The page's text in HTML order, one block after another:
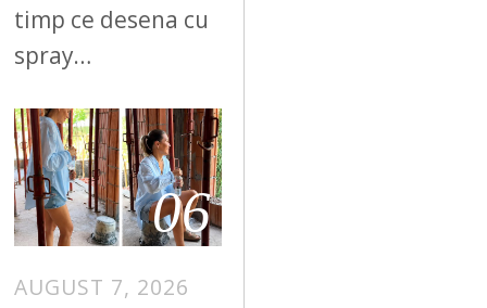
timp ce desena cu
spray…
06
AUGUST 7, 2026